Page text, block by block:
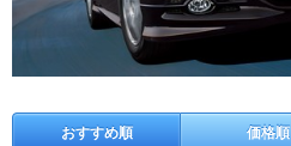
おすすめ順 価格順